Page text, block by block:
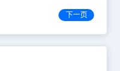
下一页